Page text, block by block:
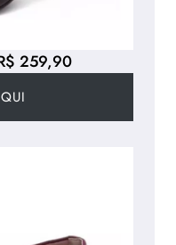
259,90